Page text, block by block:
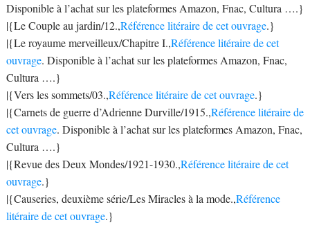
Disponible à l’achat sur les plateformes Amazon, Fnac, Cultura ….}
|{Le Couple au jardin/12.,Référence litéraire de cet ouvrage.}
|{Le royaume merveilleux/Chapitre I.,Référence litéraire de cet
ouvrage. Disponible à l’achat sur les plateformes Amazon, Fnac,
Cultura ….}
|{Vers les sommets/03.,Référence litéraire de cet ouvrage.}
|{Carnets de guerre d’Adrienne Durville/1915.,Référence litéraire de
cet ouvrage. Disponible à l’achat sur les plateformes Amazon, Fnac,
Cultura ….}
|{Revue des Deux Mondes/1921-1930.,Référence litéraire de cet
ouvrage.}
|{Causeries, deuxième série/Les Miracles à la mode.,Référence
litéraire de cet ouvrage.}